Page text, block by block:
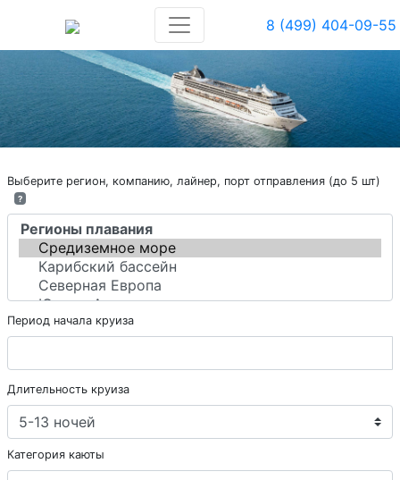
8 (499) 404-09-55
Выберите регион, компанию, лайнер, порт отправления (до 5 шт)
?
Период начала круиза
Длительность круиза
Категория каюты